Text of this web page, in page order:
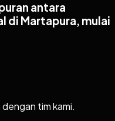
antara
di Martapura, mulai
tim kami.